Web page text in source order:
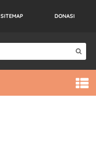
SITEMAP DONASI